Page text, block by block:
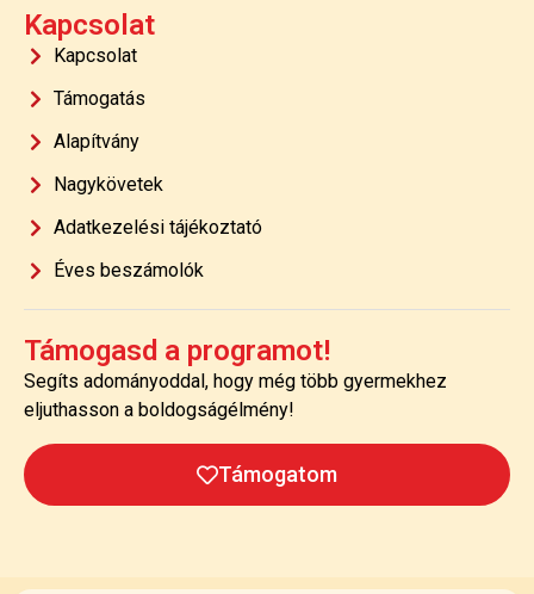
Kapcsolat
Kapcsolat
Támogatás
Alapítvány
Nagykövetek
Adatkezelési tájékoztató
Éves beszámolók
Támogasd a programot!
Segíts adományoddal, hogy még több gyermekhez
eljuthasson a boldogságélmény!
Támogatom